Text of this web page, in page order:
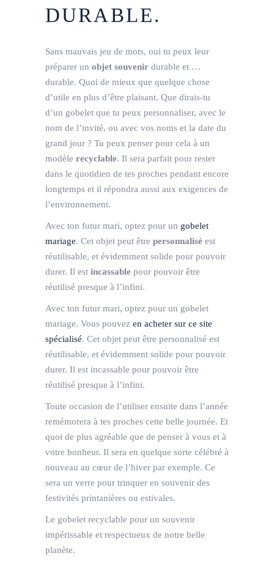
DURABLE.
Sans mauvais jeu de mots, oui tu peux leur
préparer un objet souvenir durable et …
durable. Quoi de mieux que quelque chose
d’utile en plus d’être plaisant. Que dirais-tu
d’un gobelet que tu peux personnaliser, avec le
nom de l’invité, ou avec vos noms et la date du
grand jour ? Tu peux penser pour cela à un
modèle recyclable. Il sera parfait pour rester
dans le quotidien de tes proches pendant encore
longtemps et il répondra aussi aux exigences de
l’environnement.
Avec ton futur mari, optez pour un gobelet
mariage. Cet objet peut être personnalisé est
réutilisable, et évidemment solide pour pouvoir
durer. Il est incassable pour pouvoir être
réutilisé presque à l’infini.
Avec ton futur mari, optez pour un gobelet
mariage. Vous pouvez en acheter sur ce site
spécialisé. Cet objet peut être personnalisé est
réutilisable, et évidemment solide pour pouvoir
durer. Il est incassable pour pouvoir être
réutilisé presque à l’infini.
Toute occasion de l’utiliser ensuite dans l’année
remémorera à tes proches cette belle journée. Et
quoi de plus agréable que de penser à vous et à
votre bonheur. Il sera en quelque sorte célébré à
nouveau au cœur de l’hiver par exemple. Ce
sera un verre pour trinquer en souvenir des
festivités printanières ou estivales.
Le gobelet recyclable pour un souvenir
impérissable et respectueux de notre belle
planète.